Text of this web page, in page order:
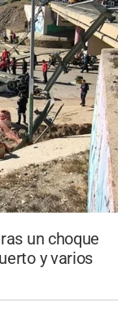
un choque
y varios